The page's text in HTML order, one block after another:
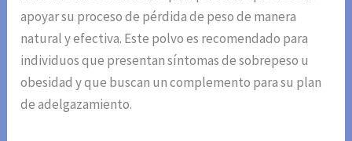
apoyar su proceso de pérdida de peso de manera
natural y efectiva. Este polvo es recomendado para
individuos que presentan síntomas de sobrepeso u
obesidad y que buscan un complemento para su plan
de adelgazamiento.